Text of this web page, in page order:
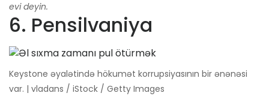
evi deyin.
6. Pensilvaniya
Keystone əyalətində hökumət korrupsiyasının bir ənənəsi
var. | vladans / iStock / Getty Images